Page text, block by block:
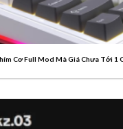
Cơ Full Mod Mà Giá Chưa Tới 1